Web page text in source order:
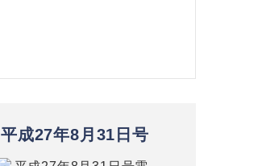
平成27年8月31日号